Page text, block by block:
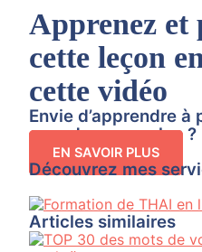
Apprenez et
cette leçon
cette vidéo
Envie d’apprendre à
quand vous voulez ?
EN SAVOIR PLUS
Découvrez mes
Articles similaires